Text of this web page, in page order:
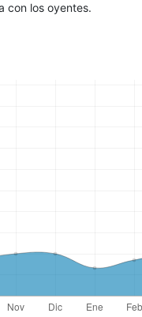
con los oyentes.